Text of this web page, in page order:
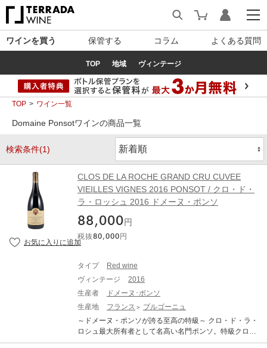
ワインを買う 保管する コラム よくある質問
TOP 地域 ヴィンテージ
TOP ワイン一覧
Domaine Ponsotワインの商品一覧
検索条件(1)
CLOS DE LA ROCHE GRAND CRU CUVEE
VIEILLES VIGNES 2016 PONSOT / クロ・ド・
ラ・ロッシュ 2016 ドメーヌ・ポンソ
88,000 円
税抜80,000 円
タイプ
Red wine
ヴィンテージ
2016
生産者
ドメーヌ･ポンソ
生産地
フランス
ブルゴーニュ
～ドメーヌ・ポンソが誇る至高の特級～ クロ・ド・ラ・
ロシュ最大所有者として名高い名門ポンソ。特級クロ・
ド・ラ・ロッシュは1951年植樹の古木から生み出す珠玉